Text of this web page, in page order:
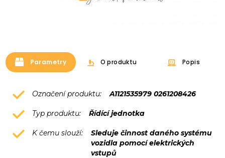
Parametry O produktu Popis
Označení produktu: A1121535979 0261208426
Typ produktu: Řídící jednotka
K čemu slouží:
Sleduje činnost daného systému
vozidla pomocí elektrických
vstupů